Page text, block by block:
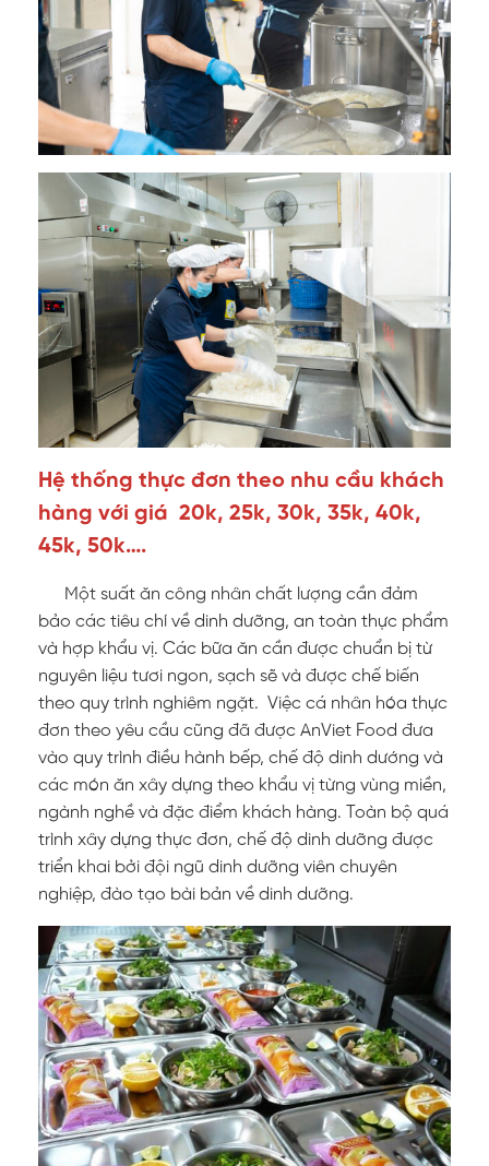
Hệ thống thực đơn theo nhu cầu khách
hàng với giá 20k, 25k, 30k, 35k, 40k,
45k, 50k….
Một suất ăn công nhân chất lượng cần đảm
bảo các tiêu chí về dinh dưỡng, an toàn thực phẩm
và hợp khẩu vị. Các bữa ăn cần được chuẩn bị từ
nguyên liệu tươi ngon, sạch sẽ và được chế biến
theo quy trình nghiêm ngặt. Việc cá nhân hóa thực
đơn theo yêu cầu cũng đã được AnViet Food đưa
vào quy trình điều hành bếp, chế độ dinh dướng và
các món ăn xây dựng theo khẩu vị từng vùng miền,
ngành nghề và đặc điểm khách hàng. Toàn bộ quá
trình xây dựng thực đơn, chế độ dinh dưỡng được
triển khai bởi đội ngũ dinh dưỡng viên chuyên
nghiệp, đào tạo bài bản về dinh dưỡng.